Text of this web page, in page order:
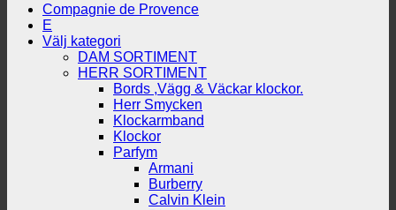
Compagnie de Provence
E
Välj kategori
DAM SORTIMENT
HERR SORTIMENT
Bords ,Vägg & Väckar klockor.
Herr Smycken
Klockarmband
Klockor
Parfym
Armani
Burberry
Calvin Klein